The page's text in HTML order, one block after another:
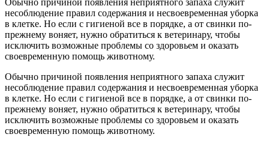
Обычно причиной появления неприятного запаха служит
несоблюдение правил содержания и несвоевременная уборка
в клетке. Но если с гигиеной все в порядке, а от свинки по-
прежнему воняет, нужно обратиться к ветеринару, чтобы
исключить возможные проблемы со здоровьем и оказать
своевременную помощь животному.
Обычно причиной появления неприятного запаха служит
несоблюдение правил содержания и несвоевременная уборка
в клетке. Но если с гигиеной все в порядке, а от свинки по-
прежнему воняет, нужно обратиться к ветеринару, чтобы
исключить возможные проблемы со здоровьем и оказать
своевременную помощь животному.